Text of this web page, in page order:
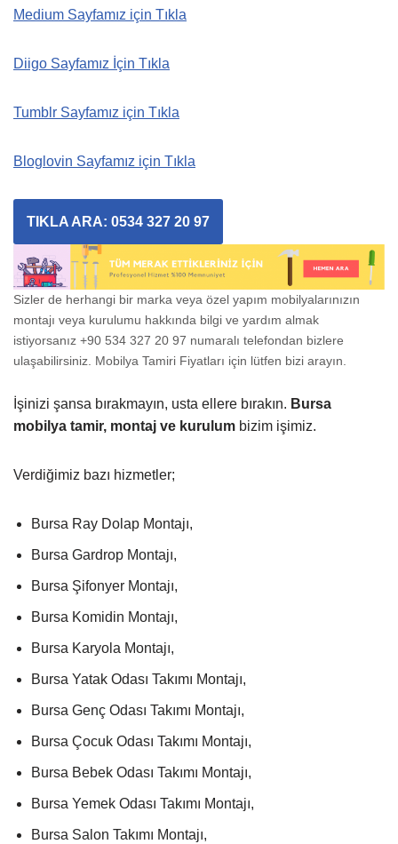
Medium Sayfamız için Tıkla
Diigo Sayfamız İçin Tıkla
Tumblr Sayfamız için Tıkla
Bloglovin Sayfamız için Tıkla
TIKLA ARA: 0534 327 20 97
Sizler de herhangi bir marka veya özel yapım mobilyalarınızın
montajı veya kurulumu hakkında bilgi ve yardım almak
istiyorsanız +90 534 327 20 97 numaralı telefondan bizlere
ulaşabilirsiniz. Mobilya Tamiri Fiyatları için lütfen bizi arayın.
İşinizi şansa bırakmayın, usta ellere bırakın. Bursa
mobilya tamir, montaj ve kurulum bizim işimiz.
Verdiğimiz bazı hizmetler;
Bursa Ray Dolap Montajı,
Bursa Gardrop Montajı,
Bursa Şifonyer Montajı,
Bursa Komidin Montajı,
Bursa Karyola Montajı,
Bursa Yatak Odası Takımı Montajı,
Bursa Genç Odası Takımı Montajı,
Bursa Çocuk Odası Takımı Montajı,
Bursa Bebek Odası Takımı Montajı,
Bursa Yemek Odası Takımı Montajı,
Bursa Salon Takımı Montajı,